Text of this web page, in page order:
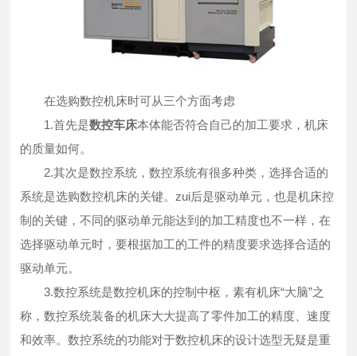
在选购数控机床时可从三个方面考虑
1.首先是数控车床本体能否符合自己的加工要求，机床
的质量如何。
2.其次是数控系统，数控系统有很多种类，选择合适的
系统是选购数控机床的关键。zui后是驱动单元，也是机床控
制的关键，不同的驱动单元能达到的加工精度也不一样，在
选择驱动单元时，要根据加工的工件的精度要求选择合适的
驱动单元。
3.数控系统是数控机床的控制中枢，素有机床“大脑”之
称，数控系统装备的机床大大提高了零件加工的精度、速度
和效率。数控系统的功能对于数控机床的设计选型无疑是重